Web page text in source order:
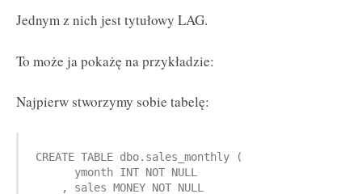
Jednym z nich jest tytułowy LAG.
To może ja pokażę na przykładzie:
Najpierw stworzymy sobie tabelę:
CREATE TABLE dbo.sales_monthly (
ymonth INT NOT NULL
, sales MONEY NOT NULL